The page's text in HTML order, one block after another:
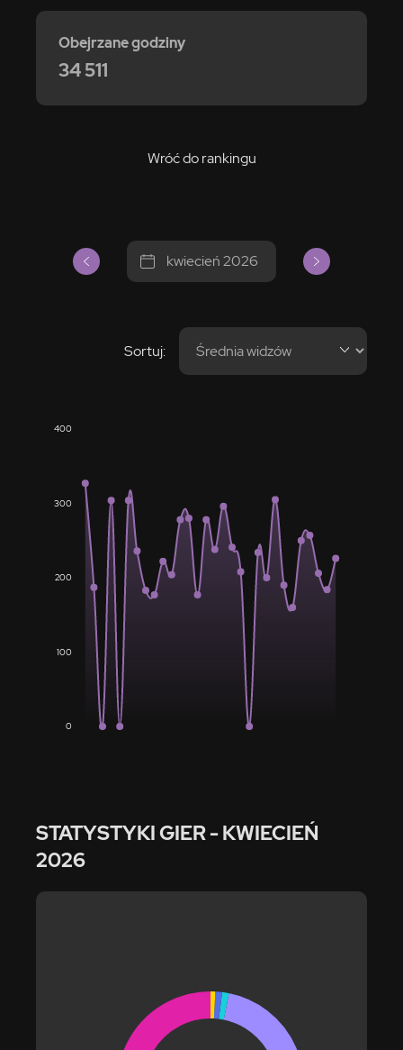
Wróć do rankingu
Obejrzane godziny
34 511
kwiecień 2026
Sortuj:
0
100
200
300
400
STATYSTYKI GIER- KWIECIEŃ
2026